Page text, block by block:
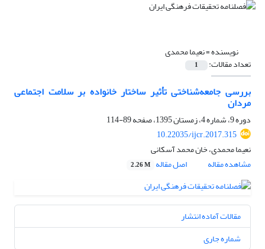
نویسنده =نعیما محمدی
تعداد مقالات: 1
بررسی جامعه‌شناختی تأثیر ساختار خانواده بر سلامت اجتماعی
مردان
دوره 9، شماره 4، زمستان 1395، صفحه
89-114
10.22035/ijcr.2017.315
نعیما محمدی، خان محمد آسکانی
مشاهده مقاله
اصل مقاله 2.26 M
مقالات آماده انتشار
شماره جاری